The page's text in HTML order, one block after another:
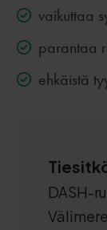
vaikuttaa
parantaa
ehkäistä
DASH-